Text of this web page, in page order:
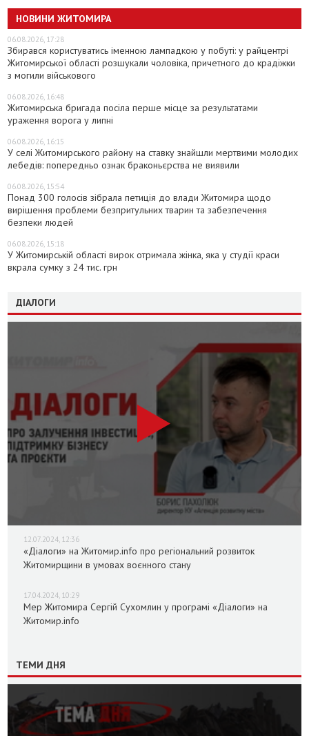
НОВИНИ ЖИТОМИРА
06.08.2026, 17:28
Збирався користуватись іменною лампадкою у побуті: у райцентрі
Житомирської області розшукали чоловіка, причетного до крадіжки
з могили військового
06.08.2026, 16:48
Житомирська бригада посіла перше місце за результатами
ураження ворога у липні
06.08.2026, 16:15
У селі Житомирського району на ставку знайшли мертвими молодих
лебедів: попередньо ознак браконьєрства не виявили
06.08.2026, 15:54
Понад 300 голосів зібрала петиція до влади Житомира щодо
вирішення проблеми безпритульних тварин та забезпечення
безпеки людей
06.08.2026, 15:18
У Житомирській області вирок отримала жінка, яка у студії краси
вкрала сумку з 24 тис. грн
ДІАЛОГИ
12.07.2024, 12:36
«Діалоги» на Житомир.info про регіональний розвиток
Житомирщини в умовах воєнного стану
17.04.2024, 10:29
Мер Житомира Сергій Сухомлин у програмі «Діалоги» на
Житомир.info
ТЕМИ ДНЯ